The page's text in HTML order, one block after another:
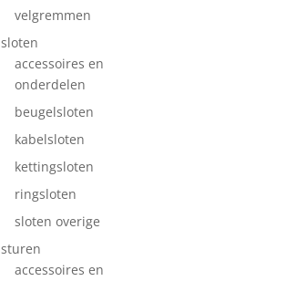
velgremmen
sloten
accessoires en
onderdelen
beugelsloten
kabelsloten
kettingsloten
ringsloten
sloten overige
sturen
accessoires en